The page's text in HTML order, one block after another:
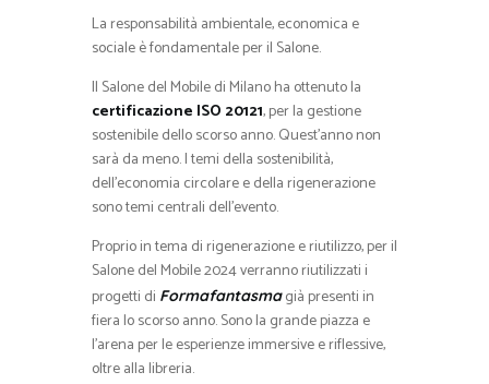
La responsabilità ambientale, economica e
sociale è fondamentale per il Salone.
Il Salone del Mobile di Milano ha ottenuto la
certificazione ISO 20121, per la gestione
sostenibile dello scorso anno. Quest’anno non
sarà da meno. I temi della sostenibilità,
dell’economia circolare e della rigenerazione
sono temi centrali dell’evento.
Proprio in tema di rigenerazione e riutilizzo, per il
Salone del Mobile 2024 verranno riutilizzati i
progetti di Formafantasmagià presenti in
fiera lo scorso anno. Sono la grande piazza e
l’arena per le esperienze immersive e riflessive,
oltre alla libreria.